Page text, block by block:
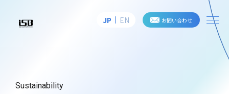
株式会社アイ・エス・ビー
JP EN お問い合わせ
Sustainability